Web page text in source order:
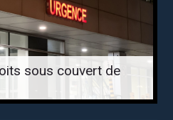
sous couvert de